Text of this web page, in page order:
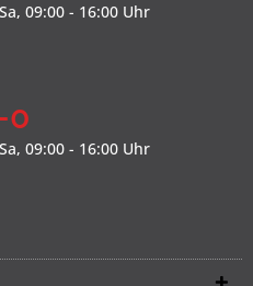
09:00 - 16:00 Uhr
0
09:00 - 16:00 Uhr